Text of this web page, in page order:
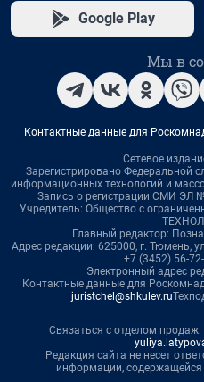
Google Play
Мы в
Контактные данные для
Сетевое
Зарегистрировано Федеральной
информационных технологий и
Запись о регистрации СМИ ЭЛ
Учредитель: Общество с
Главный редактор:
Адрес редакции: 625000, г. Тюмень,
+7 (3452) 56-
Электронный адрес
Контактные данные для
juristchel@shkulev.ru
Связаться с отделом
Редакция сайта не несет
информации,